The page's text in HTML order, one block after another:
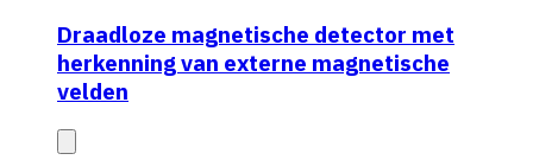
Draadloze magnetische detector met
herkenning van externe magnetische
velden